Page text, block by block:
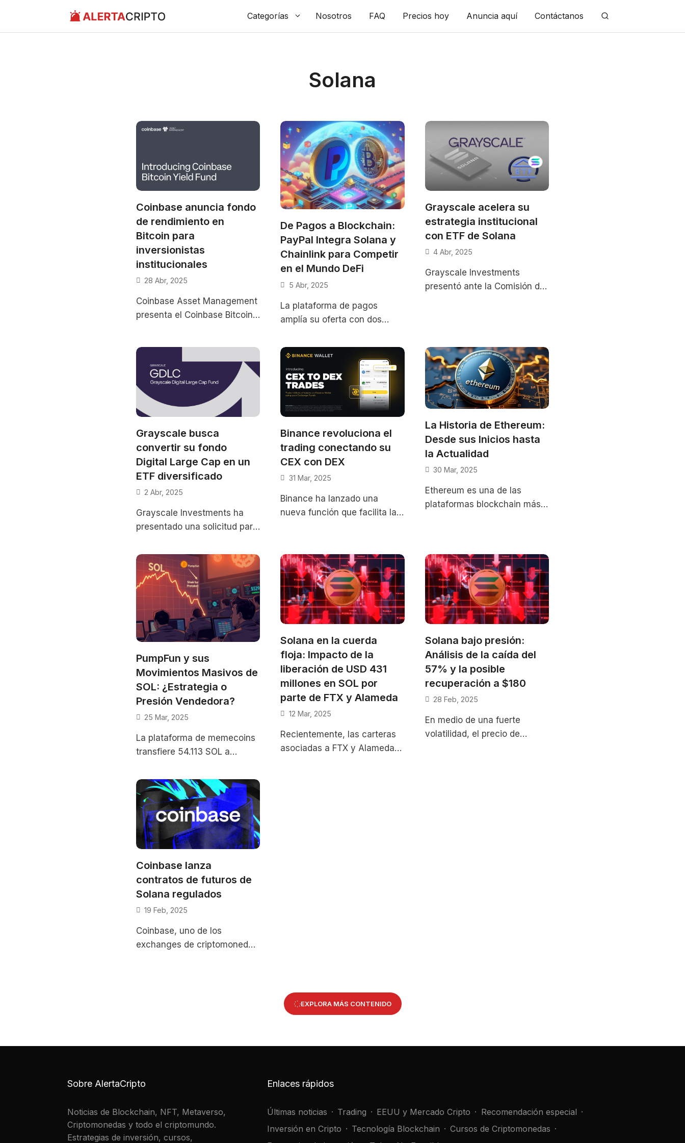
contenido
Categorías Nosotros FAQ Precios hoy Anuncia aquí Contáctanos
Solana
Coinbase anuncia fondo
de rendimiento en
Bitcoin para
inversionistas
institucionales
28 Abr, 2025
Coinbase Asset Management
presenta el Coinbase Bitcoin
8% en
De Pagos a Blockchain:
PayPal Integra Solana y
Chainlink para Competir
en el Mundo DeFi
5 Abr, 2025
La plataforma de pagos
amplía su oferta con dos
acceso institucional y retail
en EE.UU. En
Grayscale acelera su
estrategia institucional
con ETF de Solana
4 Abr, 2025
Grayscale Investments
presentó ante la Comisión de
Grayscale busca
convertir su fondo
Digital Large Cap en un
ETF diversificado
2 Abr, 2025
Grayscale Investments ha
presentado una solicitud para
Large Cap en un fondo
cotizado en bolsa (ETF)
Binance revoluciona el
trading conectando su
CEX con DEX
31 Mar, 2025
Binance ha lanzado una
nueva función que facilita la
y exchanges
descentralizados (DEX),
eliminando
La Historia de Ethereum:
Desde sus Inicios hasta
la Actualidad
30 Mar, 2025
Ethereum es una de las
plataformas blockchain más
Su
PumpFun y sus
Movimientos Masivos de
SOL: ¿Estrategia o
Presión Vendedora?
25 Mar, 2025
La plataforma de memecoins
transfiere 54.113 SOL a
lanzamiento de su DEX y
debates sobre el
Solana en la cuerda
floja: Impacto de la
liberación de USD 431
millones en SOL por
parte de FTX y Alameda
12 Mar, 2025
Recientemente, las carteras
asociadas a FTX y Alameda
Solana bajo presión:
Análisis de la caída del
57% y la posible
recuperación a $180
28 Feb, 2025
En medio de una fuerte
volatilidad, el precio de
Coinbase lanza
contratos de futuros de
Solana regulados
19 Feb, 2025
Coinbase, uno de los
exchanges de criptomonedas
EXPLORA MÁS CONTENIDO
Sobre AlertaCripto
Noticias de Blockchain, NFT, Metaverso,
Criptomonedas y todo el criptomundo.
Estrategias de inversión, cursos,
Enlaces rápidos
Últimas noticias Trading EEUU y Mercado Cripto
Recomendación especial
Inversión en Cripto
Tecnología Blockchain
Cursos de Criptomonedas